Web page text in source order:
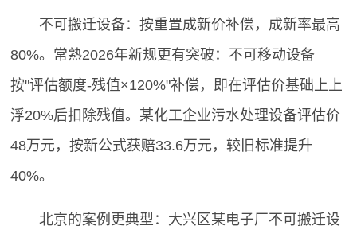
不可搬迁设备：按重置成新价补偿，成新率最高
80%。常熟2026年新规更有突破：不可移动设备
按"评估额度-残值×120%"补偿，即在评估价基础上上
浮20%后扣除残值。某化工企业污水处理设备评估价
48万元，按新公式获赔33.6万元，较旧标准提升
40%。
北京的案例更典型：大兴区某电子厂不可搬迁设